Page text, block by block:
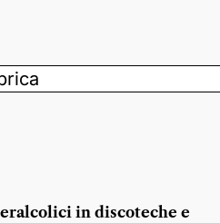
in discoteche e